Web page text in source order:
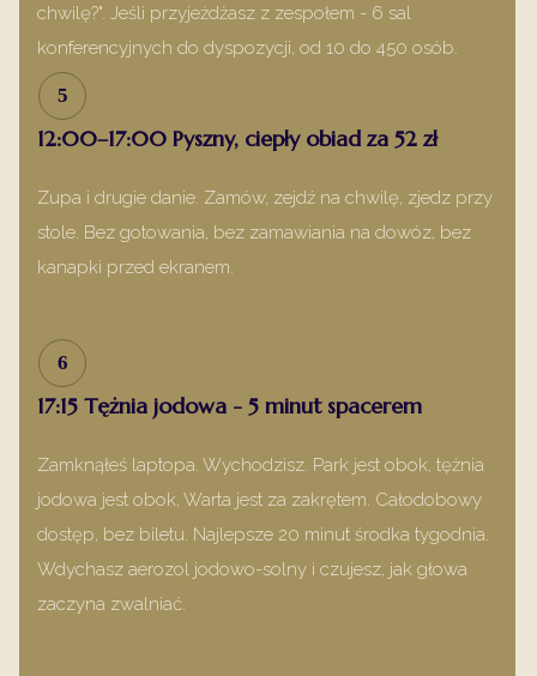
chwilę?". Jeśli przyjeżdżasz z zespołem - 6 sal
konferencyjnych do dyspozycji, od 10 do 450 osób.
5
12:00–17:00 Pyszny, ciepły obiad za 52 zł
Zupa i drugie danie. Zamów, zejdź na chwilę, zjedz przy
stole. Bez gotowania, bez zamawiania na dowóz, bez
kanapki przed ekranem.
6
17:15 Tężnia jodowa - 5 minut spacerem
Zamknąłeś laptopa. Wychodzisz. Park jest obok, tężnia
jodowa jest obok, Warta jest za zakrętem. Całodobowy
dostęp, bez biletu. Najlepsze 20 minut środka tygodnia.
Wdychasz aerozol jodowo-solny i czujesz, jak głowa
zaczyna zwalniać.